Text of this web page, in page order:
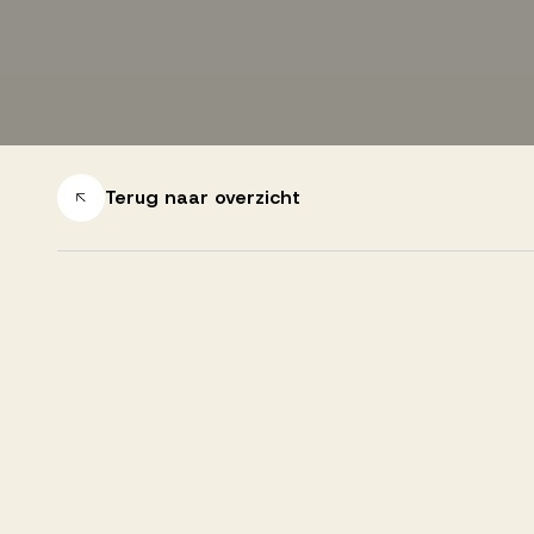
Succesverhalen
Terug naar overzicht